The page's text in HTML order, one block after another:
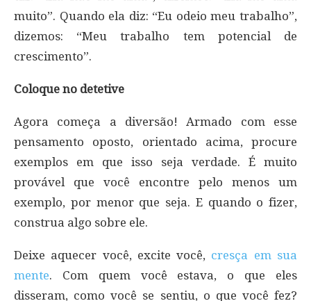
muito”. Quando ela diz: “Eu odeio meu trabalho”,
dizemos: “Meu trabalho tem potencial de
crescimento”.
Coloque no detetive
Agora começa a diversão! Armado com esse
pensamento oposto, orientado acima, procure
exemplos em que isso seja verdade. É muito
provável que você encontre pelo menos um
exemplo, por menor que seja. E quando o fizer,
construa algo sobre ele.
Deixe aquecer você, excite você, cresça em sua
mente. Com quem você estava, o que eles
disseram, como você se sentiu, o que você fez?